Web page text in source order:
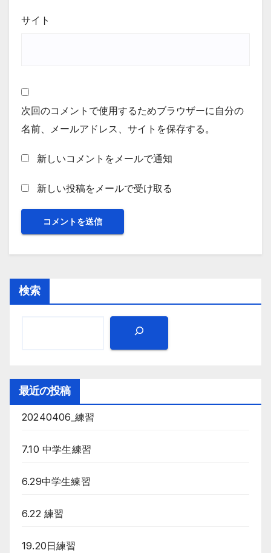
サイト
次回のコメントで使用するためブラウザーに自分の
名前、メールアドレス、サイトを保存する。
新しいコメントをメールで通知
新しい投稿をメールで受け取る
検索
最近の投稿
20240406_練習
7.10 中学生練習
6.29中学生練習
6.22 練習
19.20日練習